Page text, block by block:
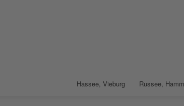
Hassee, Vieburg Russee,